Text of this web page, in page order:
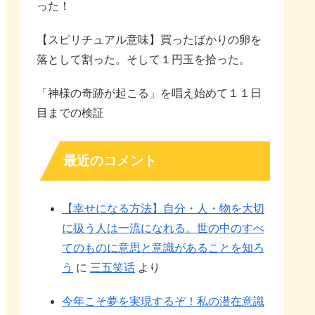
った！
【スピリチュアル意味】買ったばかりの卵を
落として割った。そして１円玉を拾った。
「神様の奇跡が起こる」を唱え始めて１１日
目までの検証
最近のコメント
【幸せになる方法】自分・人・物を大切
に扱う人は一流になれる。世の中のすべ
てのものに意思と意識があることを知ろ
う に 三五笑话 より
今年こそ夢を実現するぞ！私の潜在意識